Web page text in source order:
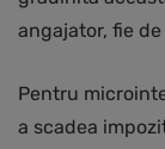
angajator, fie
Pentru
a scadea